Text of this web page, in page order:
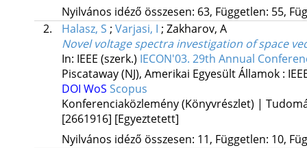
Nyilvános idéző összesen: 63, Független: 55,
2.
Halasz, S ; Varjasi, I ; Zakharov, A
Novel voltage spectra investigation of space
In: IEEE (szerk.) IECON'03. 29th Annual
Piscataway (NJ), Amerikai Egyesült Államok :
DOI WoS Scopus
Konferenciaközlemény (Könyvrészlet) |
[2661916] [Egyeztetett]
Nyilvános idéző összesen: 11, Független: 10,